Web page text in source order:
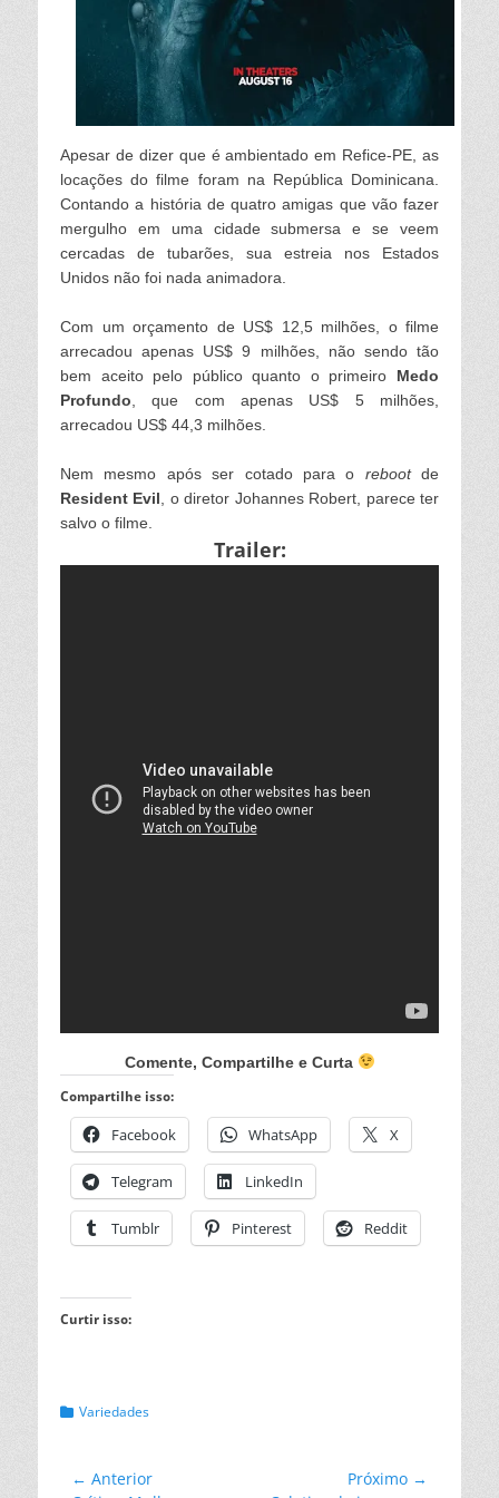
Apesar de dizer que é ambientado em Refice-PE, as
locações do filme foram na República Dominicana.
Contando a história de quatro amigas que vão fazer
mergulho em uma cidade submersa e se veem
cercadas de tubarões, sua estreia nos Estados
Unidos não foi nada animadora.
Com um orçamento de US$ 12,5 milhões, o filme
arrecadou apenas US$ 9 milhões, não sendo tão
bem aceito pelo público quanto o primeiro Medo
Profundo , que com apenas US$ 5 milhões,
arrecadou US$ 44,3 milhões.
Nem mesmo após ser cotado para o rebootde
Resident Evil , o diretor Johannes Robert, parece ter
salvo o filme.
Trailer:
Comente, Compartilhe e Curta
Compartilhe isso:
Facebook WhatsApp X
Telegram LinkedIn
Tumblr Pinterest Reddit
Curtir isso:
Categorias:
Variedades
Navegação
← Anterior
Próximo →